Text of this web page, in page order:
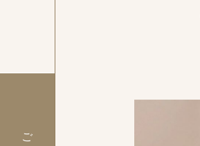
ご来店予約